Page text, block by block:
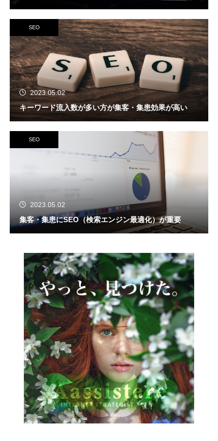
SEO
2023.05.02
キーワード流入数が多い方が集客・集患効果が高い
SEO
2023.05.02
集客・集患にSEO（検索エンジン最適化）が重要